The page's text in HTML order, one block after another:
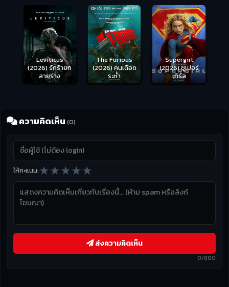
Leviticus
(2026) รักร้ายก
ลายร่าง
The Furious
(2026) คนเดือด
ระห่ำ
Supergirl
(2026) ซูเปอร์
เกิร์ล
ความคิดเห็น (0)
ให้คะแนน:★★★★★
0/800
ส่งความคิดเห็น